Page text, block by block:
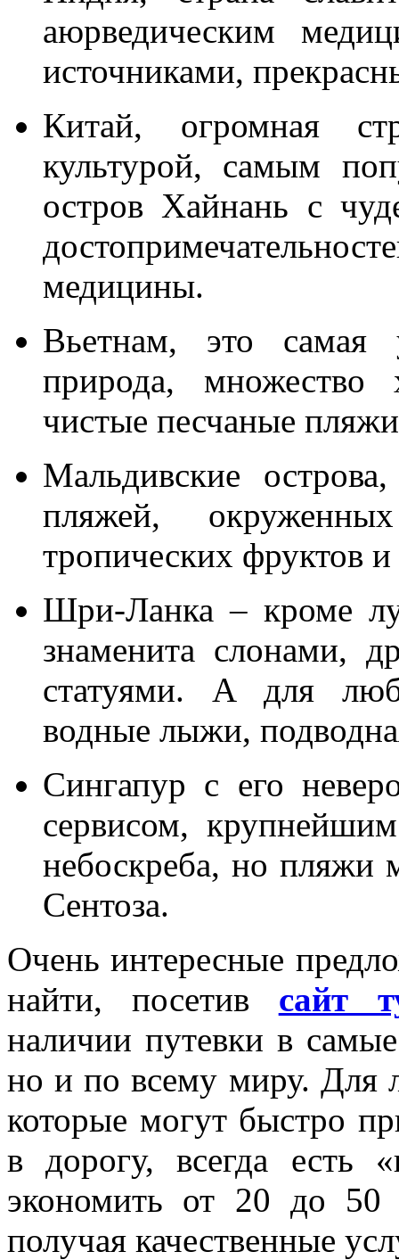
аюрведическим
источниками,
Китай, огромная
культурой, самым
остров Хайнань с
медицины.
Вьетнам, это самая
природа, множество
чистые песчаные
Мальдивские
пляжей,
тропических фруктов
Шри-Ланка – кроме
знаменита слонами,
статуями. А для
водные лыжи,
Сингапур с его
сервисом,
небоскреба, но пляжи
Сентоза.
Очень интересные
найти, посетив сайт
наличии путевки в
но и по всему миру. Для
которые могут быстро
в дорогу, всегда есть
экономить от 20 до 50
получая качественные